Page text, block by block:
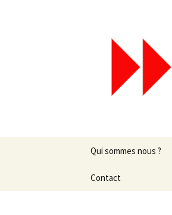
Qui sommes nous ?
Les revues de presse
Contact